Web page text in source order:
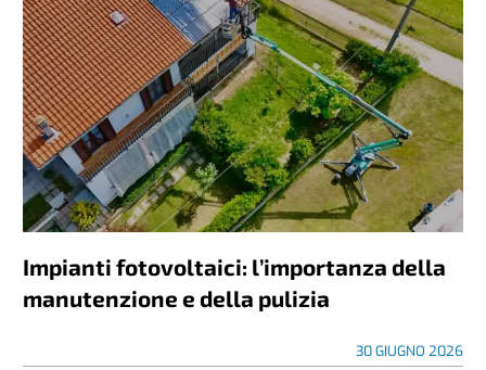
Impianti fotovoltaici: l’importanza della
manutenzione e della pulizia
30 GIUGNO 2026